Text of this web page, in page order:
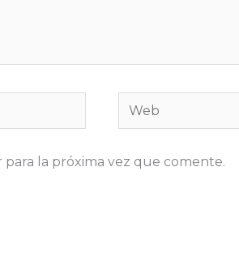
Web
la próxima vez que comente.